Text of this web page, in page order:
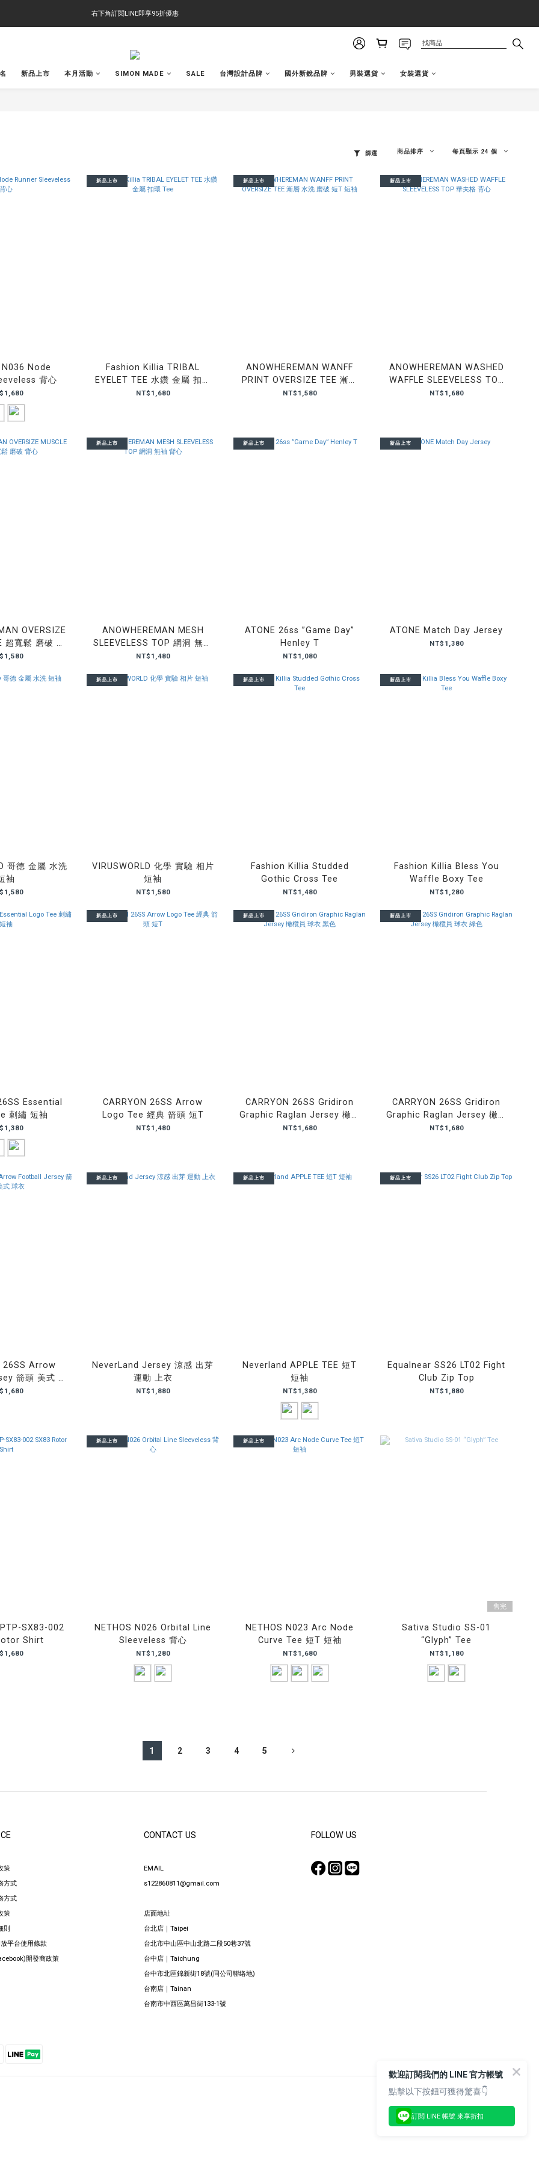
右下角訂閱LINE即享95折優惠
右下角訂閱LINE即享95折優惠
新品上市 本月活動 SIMON MADE SALE 台灣設計品牌 國外新銳品牌 男裝選貨 女裝選貨
篩選 商品排序 每頁顯示 24 個
N036 Node
背心
新品上市
Fashion Killia TRIBAL
EYELET TEE 水鑽 金屬 扣環
Tee
NT$1,680
新品上市
ANOWHEREMAN WANFF
PRINT OVERSIZE TEE 漸層
水洗 磨破 短T 短袖
NT$1,580
新品上市
ANOWHEREMAN WASHED
WAFFLE SLEEVELESS TOP
華夫格 背心
NT$1,680
OVERSIZE
超寬鬆 磨破 背
心
新品上市
ANOWHEREMAN MESH
SLEEVELESS TOP 網洞 無袖
背心
NT$1,480
新品上市
ATONE 26ss ”Game Day”
Henley T
NT$1,080
新品上市
ATONE Match Day Jersey
NT$1,380
哥德 金屬 水洗
袖
新品上市
VIRUSWORLD 化學 實驗 相片
短袖
NT$1,580
新品上市
Fashion Killia Studded
Gothic Cross Tee
NT$1,480
新品上市
Fashion Killia Bless You
Waffle Boxy Tee
NT$1,280
Essential
刺繡 短袖
新品上市
CARRYON 26SS Arrow
Logo Tee 經典 箭頭 短T
NT$1,480
新品上市
CARRYON 26SS Gridiron
Graphic Raglan Jersey 橄欖
員 球衣 黑色
NT$1,680
新品上市
CARRYON 26SS Gridiron
Graphic Raglan Jersey 橄欖
員 球衣 綠色
NT$1,680
26SS Arrow
箭頭 美式 球
衣
新品上市
NeverLand Jersey 涼感 出芽
運動 上衣
NT$1,880
新品上市
Neverland APPLE TEE 短T
短袖
NT$1,380
新品上市
Equalnear SS26 LT02 Fight
Club Zip Top
NT$1,880
SX83-002
Shirt
新品上市
NETHOS N026 Orbital Line
Sleeveless 背心
NT$1,280
新品上市
NETHOS N023 Arc Node
Curve Tee 短T 短袖
NT$1,680
售完
Sativa Studio SS-01
“Glyph” Tee
NT$1,180
1 2 3 4 5
策
方式
方式
策
則
平台使用條款
開發商政策
CONTACT US
EMAIL
s122860811@gmail.com
店面地址
台北店｜Taipei
台北市中山區中山北路二段50巷37號
台中店｜Taichung
台中市北區錦新街18號(同公司聯络地)
台南店｜Tainan
台南市中西區萬昌街133-1號
FOLLOW US
歡迎訂閱我們的 LINE 官方帳號
點擊以下按鈕可獲得驚喜👇
訂閱 LINE 帳號 來享折扣